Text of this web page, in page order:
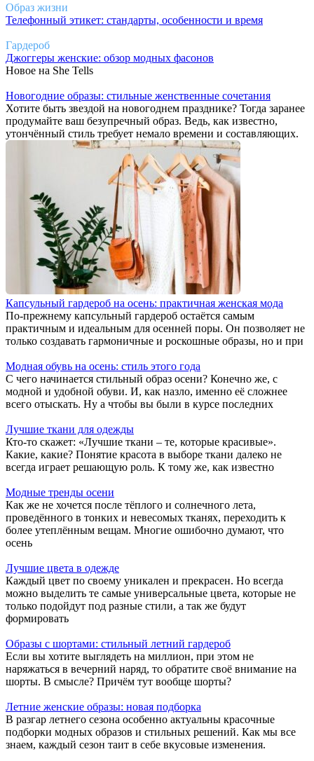
Образ жизни
Телефонный этикет: стандарты, особенности и время
Гардероб
Джоггеры женские: обзор модных фасонов
Новое на She Tells
Новогодние образы: стильные женственные сочетания
Хотите быть звездой на новогоднем празднике? Тогда заранее
продумайте ваш безупречный образ. Ведь, как известно,
утончённый стиль требует немало времени и составляющих.
Капсульный гардероб на осень: практичная женская мода
По-прежнему капсульный гардероб остаётся самым
практичным и идеальным для осенней поры. Он позволяет не
только создавать гармоничные и роскошные образы, но и при
Модная обувь на осень: стиль этого года
С чего начинается стильный образ осени? Конечно же, с
модной и удобной обуви. И, как назло, именно её сложнее
всего отыскать. Ну а чтобы вы были в курсе последних
Лучшие ткани для одежды
Кто-то скажет: «Лучшие ткани – те, которые красивые».
Какие, какие? Понятие красота в выборе ткани далеко не
всегда играет решающую роль. К тому же, как известно
Модные тренды осени
Как же не хочется после тёплого и солнечного лета,
проведённого в тонких и невесомых тканях, переходить к
более утеплённым вещам. Многие ошибочно думают, что
осень
Лучшие цвета в одежде
Каждый цвет по своему уникален и прекрасен. Но всегда
можно выделить те самые универсальные цвета, которые не
только подойдут под разные стили, а так же будут
формировать
Образы с шортами: стильный летний гардероб
Если вы хотите выглядеть на миллион, при этом не
наряжаться в вечерний наряд, то обратите своё внимание на
шорты. В смысле? Причём тут вообще шорты?
Летние женские образы: новая подборка
В разгар летнего сезона особенно актуальны красочные
подборки модных образов и стильных решений. Как мы все
знаем, каждый сезон таит в себе вкусовые изменения.